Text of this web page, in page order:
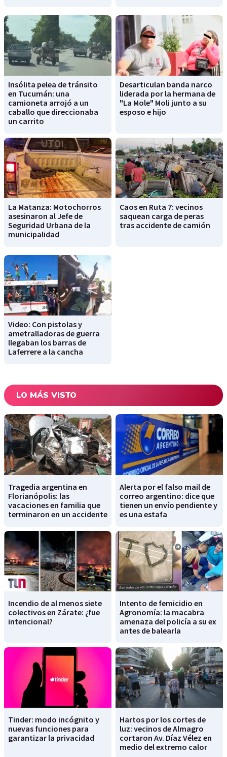
Insólita pelea de tránsito
en Tucumán: una
camioneta arrojó a un
caballo que direccionaba
un carrito
Desarticulan banda narco
liderada por la hermana de
"La Mole" Moli junto a su
esposo e hijo
La Matanza: Motochorros
asesinaron al Jefe de
Seguridad Urbana de la
municipalidad
Caos en Ruta 7: vecinos
saquean carga de peras
tras accidente de camión
Video: Con pistolas y
ametralladoras de guerra
llegaban los barras de
Laferrere a la cancha
LO MÁS VISTO
Tragedia argentina en
Florianópolis: las
vacaciones en familia que
terminaron en un accidente
Alerta por el falso mail de
correo argentino: dice que
tienen un envío pendiente y
es una estafa
Incendio de al menos siete
colectivos en Zárate: ¿fue
intencional?
Intento de femicidio en
Agronomía: la macabra
amenaza del policía a su ex
antes de balearla
Tinder: modo incógnito y
nuevas funciones para
garantizar la privacidad
Hartos por los cortes de
luz: vecinos de Almagro
cortaron Av. Díaz Vélez en
medio del extremo calor